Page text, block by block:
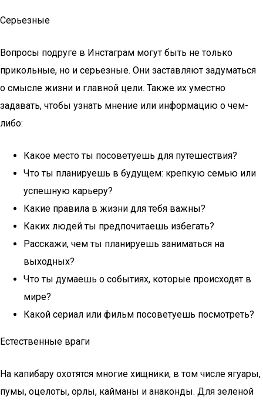
Серьезные
Вопросы подруге в Инстаграм могут быть не только
прикольные, но и серьезные. Они заставляют задуматься
о смысле жизни и главной цели. Также их уместно
задавать, чтобы узнать мнение или информацию о чем-
либо:
Какое место ты посоветуешь для путешествия?
Что ты планируешь в будущем: крепкую семью или
успешную карьеру?
Какие правила в жизни для тебя важны?
Каких людей ты предпочитаешь избегать?
Расскажи, чем ты планируешь заниматься на
выходных?
Что ты думаешь о событиях, которые происходят в
мире?
Какой сериал или фильм посоветуешь посмотреть?
Естественные враги
На капибару охотятся многие хищники, в том числе ягуары,
пумы, оцелоты, орлы, кайманы и анаконды. Для зеленой